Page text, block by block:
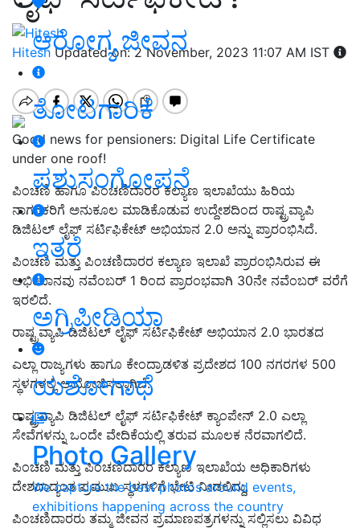
ಆರೋಗ್ಯ ಜೀವನ
ತೋಟಗಾರಿಕೆ
ಪಶುಸಂಗೋಪನೆ
ಇತರೆ
ಅಗ್ರಿಪೀಡಿಯಾ
ಯಶೋಗಾಥೆ
Photo Gallery
We capture the best photos around events,
exhibitions happening across the country
Hitesh Updated on: 2 November, 2023 11:07 AM IST
Good news for pensioners: Digital Life Certificate
under one roof!
ಪಿಂಚಣಿ ಹಾಗೂ ಪಿಂಚಣಿದಾರರ ಕಲ್ಯಾಣ ಇಲಾಖೆಯು ಹಿರಿಯ
ನಾಗರಿಕರಿಗೆ ಅನುಕೂಲ ಮಾಡಿಕೊಡುವ ಉದ್ದೇಶದಿಂದ ರಾಷ್ಟ್ರವ್ಯಾಪಿ
ಡಿಜಿಟಲ್ ಲೈಫ್ ಸರ್ಟಿಫಿಕೇಟ್ ಅಭಿಯಾನ 2.0 ಅನ್ನು ಪ್ರಾರಂಭಿಸಿದೆ.
ಪಿಂಚಣಿ ಮತ್ತು ಪಿಂಚಣಿದಾರರ ಕಲ್ಯಾಣ ಇಲಾಖೆ ಪ್ರಾರಂಭಿಸಿರುವ ಈ
ಅಭಿಯಾನವು ನವೆಂಬರ್‌ 1 ರಿಂದ ಪ್ರಾರಂಭವಾಗಿ 30ನೇ ನವೆಂಬರ್ ವರೆಗೆ
ಇರಲಿದೆ.
ರಾಷ್ಟ್ರವ್ಯಾಪಿ ಡಿಜಿಟಲ್ ಲೈಫ್ ಸರ್ಟಿಫಿಕೇಟ್ ಅಭಿಯಾನ 2.0 ಭಾರತದ
ಎಲ್ಲಾ ರಾಜ್ಯಗಳು ಹಾಗೂ ಕೇಂದ್ರಾಡಳಿತ ಪ್ರದೇಶದ 100 ನಗರಗಳ 500
ಸ್ಥಳಗಳಲ್ಲಿ ಆಯೋಜಿಸಲಾಗಿದೆ.
ರಾಷ್ಟ್ರವ್ಯಾಪಿ ಡಿಜಿಟಲ್ ಲೈಫ್ ಸರ್ಟಿಫಿಕೇಟ್ ಕ್ಯಾಂಪೇನ್ 2.0 ಎಲ್ಲಾ
ಸೇವೆಗಳನ್ನು ಒಂದೇ ವೇದಿಕೆಯಲ್ಲಿ ತರುವ ಮೂಲಕ ನೆರವಾಗಲಿದೆ.
ಪಿಂಚಣಿ ಮತ್ತು ಪಿಂಚಣಿದಾರರ ಕಲ್ಯಾಣ ಇಲಾಖೆಯ ಅಧಿಕಾರಿಗಳು
ದೇಶದಾದ್ಯಂತ ಪ್ರಮುಖ ಸ್ಥಳಗಳಿಗೆ ಭೇಟಿ ನೀಡಲಿದ್ದು,
ಪಿಂಚಣಿದಾರರು ತಮ್ಮ ಜೀವನ ಪ್ರಮಾಣಪತ್ರಗಳನ್ನು ಸಲ್ಲಿಸಲು ವಿವಿಧ